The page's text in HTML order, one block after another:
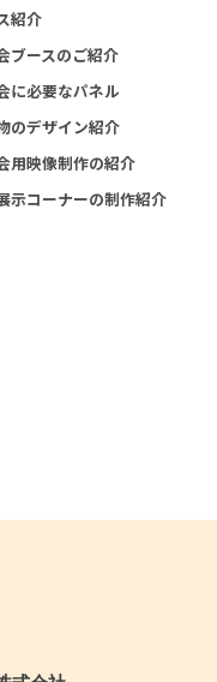
紹介
ブースのご紹介
に必要なパネル
のデザイン紹介
用映像制作の紹介
示コーナーの制作紹介